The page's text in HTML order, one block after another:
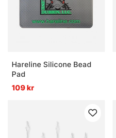
Hareline Silicone Bead
Pad
109 kr